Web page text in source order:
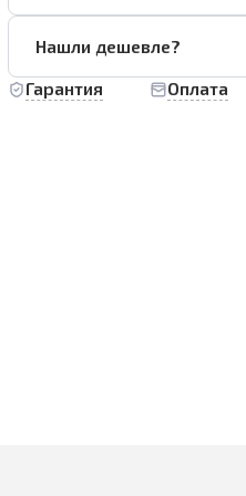
Нашли дешевле?
Гарантия Оплата